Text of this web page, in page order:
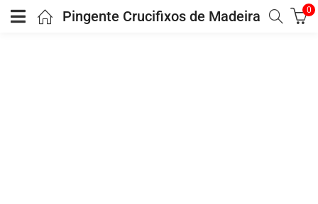
Pingente Crucifixos de Madeira 0